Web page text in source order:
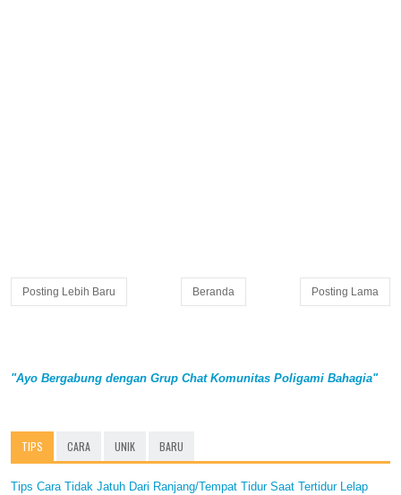
Posting Lebih Baru Posting Lama
Beranda
"Ayo Bergabung dengan Grup Chat Komunitas Poligami Bahagia"
TIPS CARA UNIK BARU
Tips Cara Tidak Jatuh Dari Ranjang/Tempat Tidur Saat Tertidur Lelap